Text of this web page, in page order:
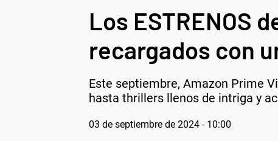
Los ESTRENOS
recargados con
Este septiembre, Amazon Prime
hasta thrillers llenos de intriga y
03 de septiembre de 2024 - 10:00